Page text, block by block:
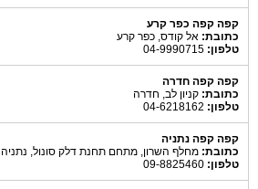
קפה קפה כפר קרע
כתובת: אל קודס, כפר קרע
טלפון:
קפה קפה חדרה
כתובת: קניון לב, חדרה
טלפון:
קפה קפה נתניה
כתובת: מחלף השרון, מתחם תחנת דלק סונול, נתניה
טלפון: